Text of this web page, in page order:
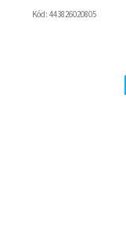
Kód: 443826020805